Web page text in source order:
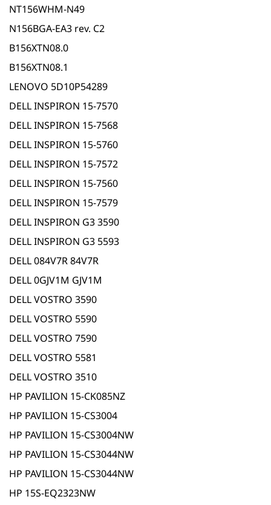
NT156WHM-N49
N156BGA-EA3 rev. C2
B156XTN08.0
B156XTN08.1
LENOVO 5D10P54289
DELL INSPIRON 15-7570
DELL INSPIRON 15-7568
DELL INSPIRON 15-5760
DELL INSPIRON 15-7572
DELL INSPIRON 15-7560
DELL INSPIRON 15-7579
DELL INSPIRON G3 3590
DELL INSPIRON G3 5593
DELL 084V7R 84V7R
DELL 0GJV1M GJV1M
DELL VOSTRO 3590
DELL VOSTRO 5590
DELL VOSTRO 7590
DELL VOSTRO 5581
DELL VOSTRO 3510
HP PAVILION 15-CK085NZ
HP PAVILION 15-CS3004
HP PAVILION 15-CS3004NW
HP PAVILION 15-CS3044NW
HP PAVILION 15-CS3044NW
HP 15S-EQ2323NW